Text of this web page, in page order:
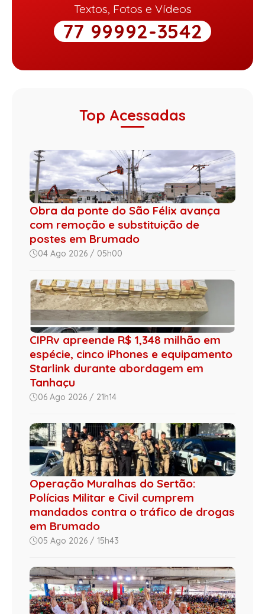
Textos, Fotos e Vídeos
77 99992-3542
Top Acessadas
Obra da ponte do São Félix avança
com remoção e substituição de
postes em Brumado
04 Ago 2026 / 05h00
CIPRv apreende R$ 1,348 milhão em
espécie, cinco iPhones e equipamento
Starlink durante abordagem em
Tanhaçu
06 Ago 2026 / 21h14
Operação Muralhas do Sertão:
Polícias Militar e Civil cumprem
mandados contra o tráfico de drogas
em Brumado
05 Ago 2026 / 15h43